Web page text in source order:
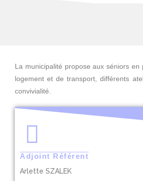
La municipalité propose aux séniors en
logement et de transport, différents
convivialité.
Adjoint Référent
Arlette SZALEK